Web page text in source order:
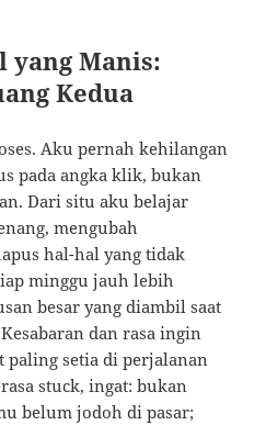
yang Manis:
Kedua
Aku pernah kehilangan
pada angka klik, bukan
Dari situ aku belajar
mengubah
hal-hal yang tidak
minggu jauh lebih
besar yang diambil saat
dan rasa ingin
paling setia di perjalanan
stuck, ingat: bukan
belum jodoh di pasar;